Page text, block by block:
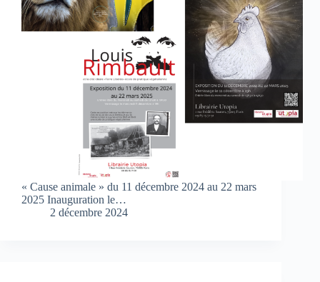
« Cause animale » du 11 décembre 2024 au 22 mars
2025 Inauguration le…
2 décembre 2024